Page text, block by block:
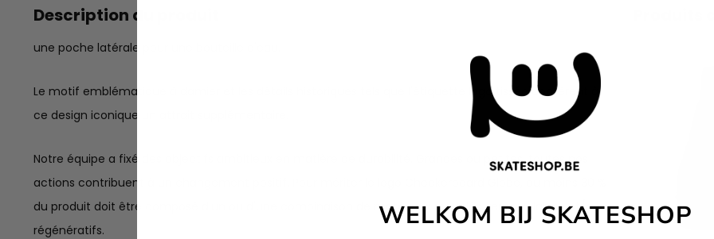
Description du produit
une poche latérale pour une bouteille d'eau.
Le motif emblématique à damier et les détails historiques tels que l'étiquette logo tissée confèrent à
ce design iconique un attrait supplémentaire.
Notre équipe a fixé des objectifs ambitieux en matière de durabilité. Grandes ou petites, toutes nos
actions contribuent à un changement positif. Pour mériter le logo Checkerboard Globe, au moins 30 %
du produit doit être composé d'un ou d'une combinaison de matériaux recyclés, renouvelables et/ou
régénératifs.
WELKOM BIJ SKATESHOP